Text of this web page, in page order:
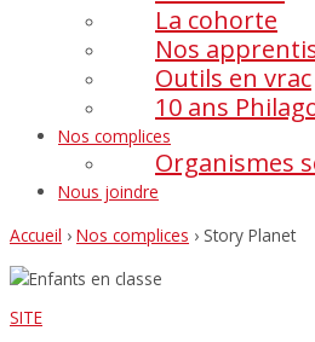
La cohorte
Nos
Outils en vrac
10 ans
Nos complices
Organismes
Nous joindre
Accueil › Nos complices › Story Planet
SITE